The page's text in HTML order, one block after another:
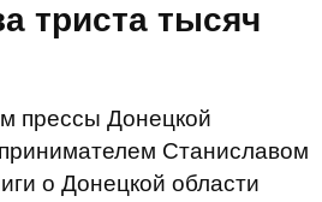
триста тысяч
прессы Донецкой
Станиславом
о Донецкой области